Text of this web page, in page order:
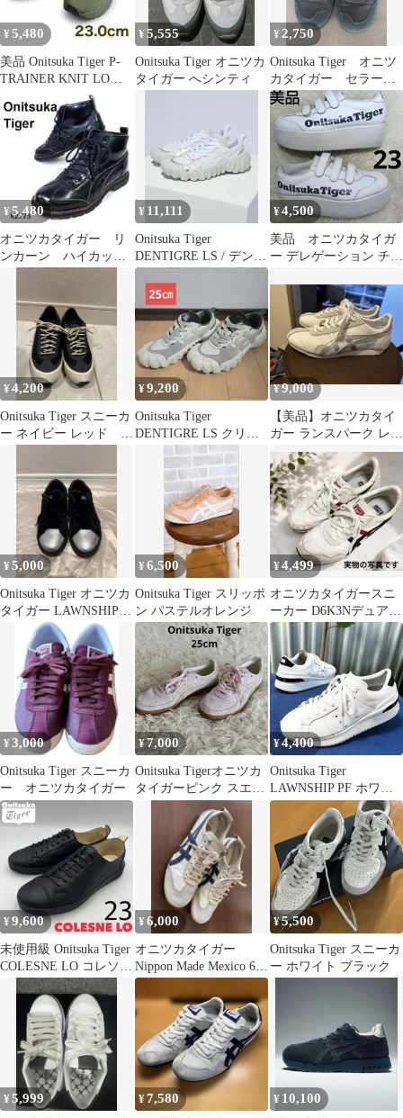
¥ 5,480
美品 Onitsuka Tiger P-
TRAINER KNIT LO
¥5,555
Onitsuka Tiger オニツカ
タイガー へシンティ
¥ 2,750
Onitsuka Tiger オニツ
カタイガー セラーノ
定番人気
¥5,480
オニツカタイガー リ
ンカーン ハイカッ
¥ 11,111
Onitsuka Tiger
DENTIGRE LS / デンテ
ィグレ エルエス
¥4,500
美品 オニツカタイガ
ー デレゲーション チャ
¥4,200
Onitsuka Tiger スニーカ
ー ネイビー レッド 新
¥9,200
Onitsuka Tiger
DENTIGRE LS クリー
ム 25センチ
¥9,000
【美品】オニツカタイ
ガー ランスパーク レザ
ー 本革サイズ22.5セン
チSALE
¥5,000
Onitsuka Tiger オニツカ
タイガー LAWNSHIP
¥6,500
Onitsuka Tiger スリッポ
ン パステルオレンジ
¥4,499
オニツカタイガースニ
ーカー D6K3Nデュアリ
オ OnitsukaTiger25
¥3,000
Onitsuka Tiger スニーカ
ー オニツカタイガー
¥7,000
Onitsuka Tigerオニツカ
タイガーピンク スエー
ド スニーカー25cm
¥4,400
Onitsuka Tiger
LAWNSHIP PF ホワイ
ト ブラック25cm
¥9,600
未使用級 Onitsuka Tiger
COLESNE LO コレソン
レザー
¥6,000
オニツカタイガー
Nippon Made Mexico 66
Deluxe
¥5,500
Onitsuka Tiger スニーカ
ー ホワイト ブラック
¥5,999 ¥7,580 ¥ 10,100